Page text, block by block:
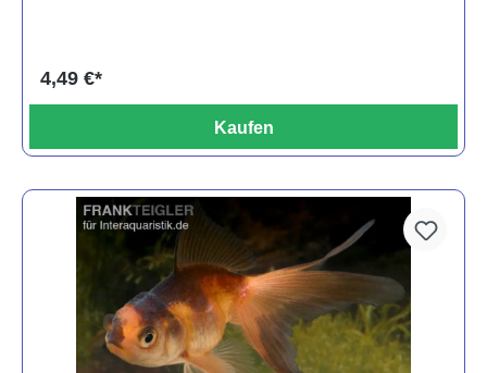
4,49 €*
Kaufen